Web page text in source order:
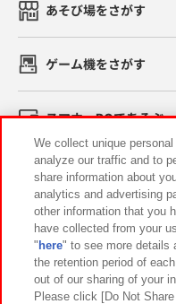
あそび場をさがす
ゲーム機をさがす
スマホ・PCであそぶ
イベント・キャンペーン
関連会社 サス
プライバシーポリシー
We collect unique
analyze our traffic and to
share information about
analytics and advertising
other information that you
have collected from your
" here" to see more details
the retention period of
out of our sharing of your
Please click [Do Not